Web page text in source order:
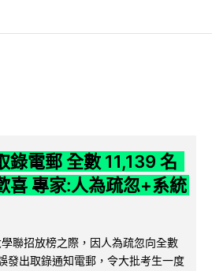
錄電郵 全數 11,139 名
喜 專家:人為疏忽+系統
聯招放榜之際，因人為疏忽向全數
發出取錄通知電郵，令大批考生一度